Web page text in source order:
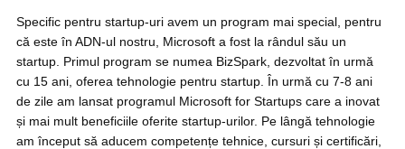
Specific pentru startup-uri avem un program mai special, pentru
că este în ADN-ul nostru, Microsoft a fost la rândul său un
startup. Primul program se numea BizSpark, dezvoltat în urmă
cu 15 ani, oferea tehnologie pentru startup. În urmă cu 7-8 ani
de zile am lansat programul Microsoft for Startups care a inovat
și mai mult beneficiile oferite startup-urilor. Pe lângă tehnologie
am început să aducem competențe tehnice, cursuri și certificări,